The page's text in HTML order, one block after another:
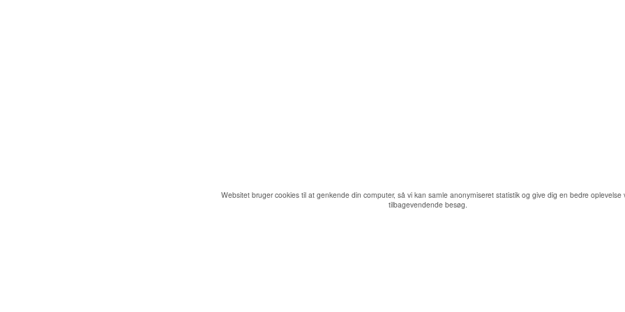
Websitet bruger cookies til at genkende din computer, så vi kan samle anonymiseret statistik og give dig en bedre oplevelse
tilbagevendende besøg.